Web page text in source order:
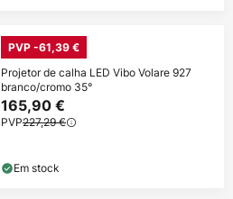
PVP -61,39 €
Projetor de calha LED Vibo Volare 927
branco/cromo 35°
165,90 €
PVP227,29 €
Em stock